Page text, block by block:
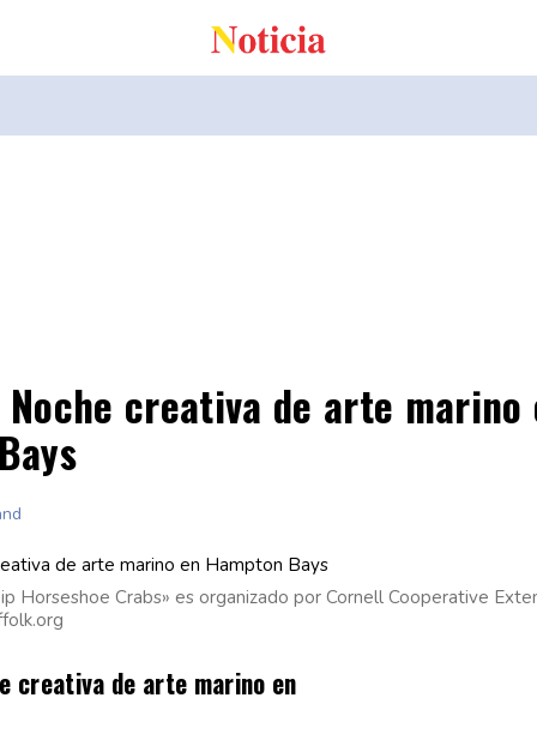
creativa de arte marino
Horseshoe Crabs» es organizado por Cornell Cooperative
creativa de arte marino en